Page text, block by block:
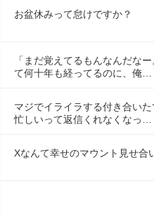
お盆休みって怠けですか？
「まだ覚えてるもんなんだな
て何十年も経ってるのに、俺…
マジでイライラする付き合い
忙しいって返信くれなくなっ…
Xなんて幸せのマウント見せ合